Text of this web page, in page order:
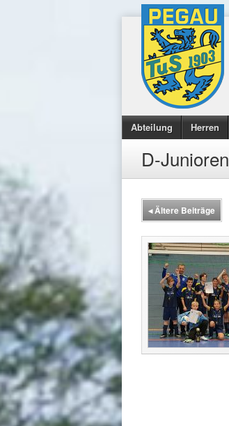
Abteilung Herren
D-Junioren
◂Ältere Beiträge